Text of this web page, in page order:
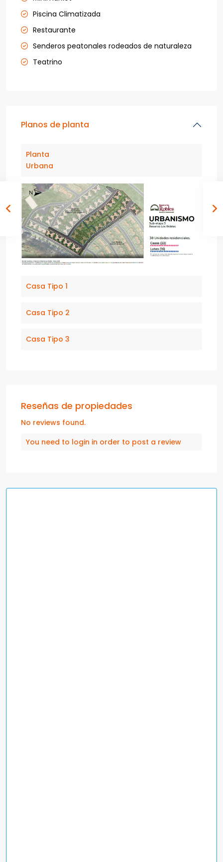
Piscina Climatizada
Restaurante
Senderos peatonales rodeados de naturaleza
Teatrino
Planos de planta
Planta
Urbana
Casa Tipo 1
Casa Tipo 2
Casa Tipo 3
Reseñas de propiedades
No reviews found.
You need to login in order to post a review